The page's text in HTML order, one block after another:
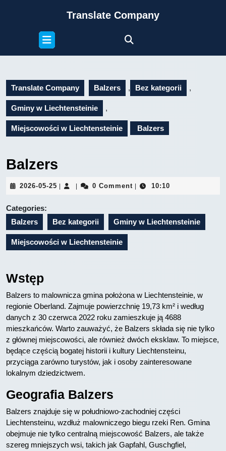
Translate Company
Open
Button
Translate Company Balzers , Bez kategorii ,
Gminy w Liechtensteinie ,
Miejscowości w Liechtensteinie Balzers
Balzers
2026-05-25 2026-
0 Comment 10:10
Categories:
Balzers
Bez kategorii Gminy w Liechtensteinie
Miejscowości w Liechtensteinie
Wstęp
Balzers to malownicza gmina położona w Liechtensteinie, w
regionie Oberland. Zajmuje powierzchnię 19,73 km² i według
danych z 30 czerwca 2022 roku zamieszkuje ją 4688
mieszkańców. Warto zauważyć, że Balzers składa się nie tylko
z głównej miejscowości, ale również dwóch eksklaw. To miejsce,
będące częścią bogatej historii i kultury Liechtensteinu,
przyciąga zarówno turystów, jak i osoby zainteresowane
lokalnym dziedzictwem.
Geografia Balzers
Balzers znajduje się w południowo-zachodniej części
Liechtensteinu, wzdłuż malowniczego biegu rzeki Ren. Gmina
obejmuje nie tylko centralną miejscowość Balzers, ale także
szereg mniejszych wsi, takich jak Gapfahl, Guschgfiel,